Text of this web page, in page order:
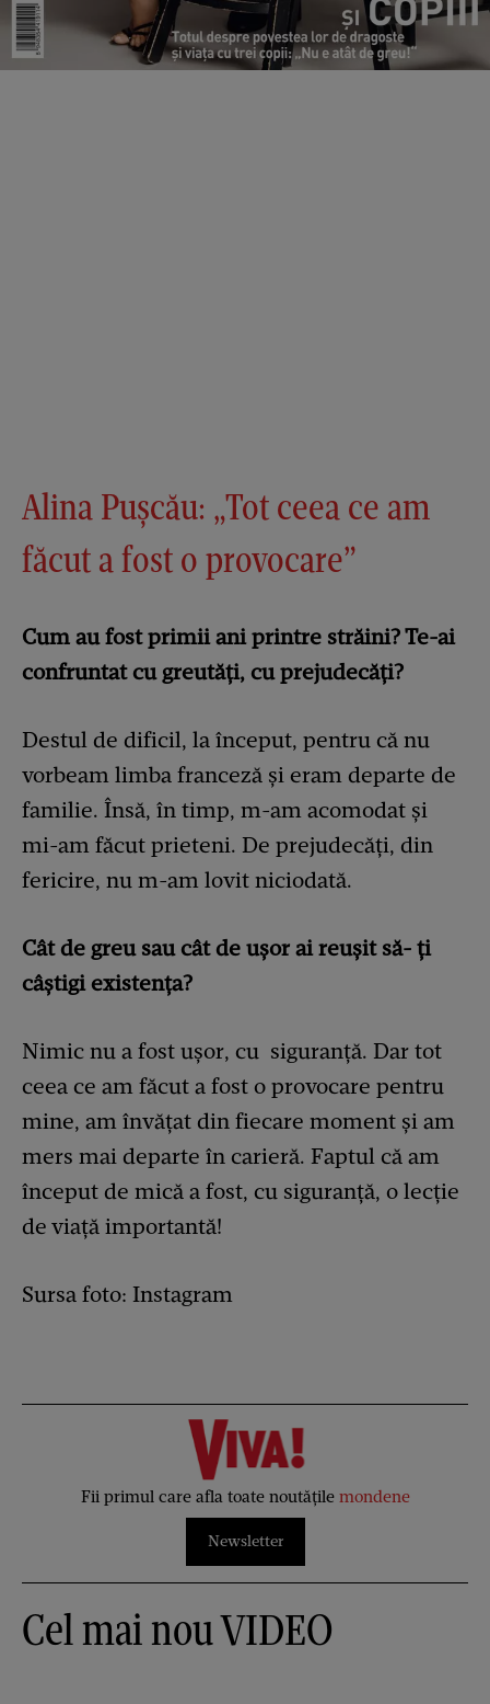
Alina Pușcău: „Tot ceea ce am
făcut a fost o provocare”
Cum au fost primii ani printre străini? Te-ai
confruntat cu greutăți, cu prejudecăți?
Destul de dificil, la început, pentru că nu
vorbeam limba franceză și eram departe de
familie. Însă, în timp, m-am acomodat și
mi-am făcut prieteni. De prejudecăți, din
fericire, nu m-am lovit niciodată.
Cât de greu sau cât de ușor ai reușit să- ți
câștigi existența?
Nimic nu a fost ușor, cu siguranță. Dar tot
ceea ce am făcut a fost o provocare pentru
mine, am învățat din fiecare moment și am
mers mai departe în carieră. Faptul că am
început de mică a fost, cu siguranță, o lecție
de viață importantă!
Sursa foto: Instagram
Fii primul care afla toate noutățile mondene
Newsletter
Cel mai nou VIDEO